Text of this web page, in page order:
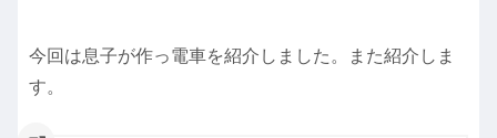
今回は息子が作っ電車を紹介しました。また紹介しま
す。